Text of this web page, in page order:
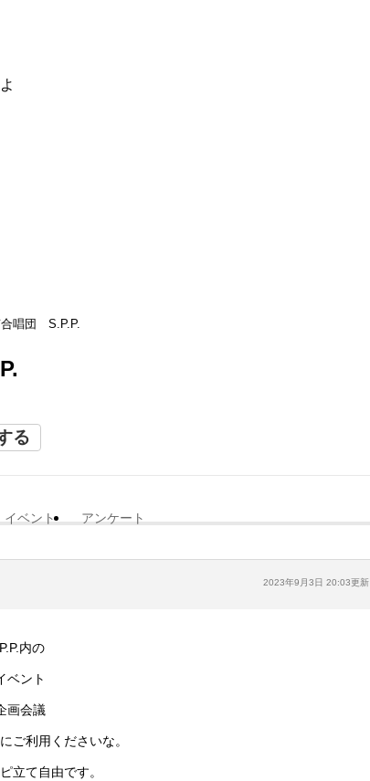
唱団 S.P.P.
る
イベント アンケート
2023年9月3日 20:03更新
内の
ベント
画会議
ご利用くださいな。
立て自由です。